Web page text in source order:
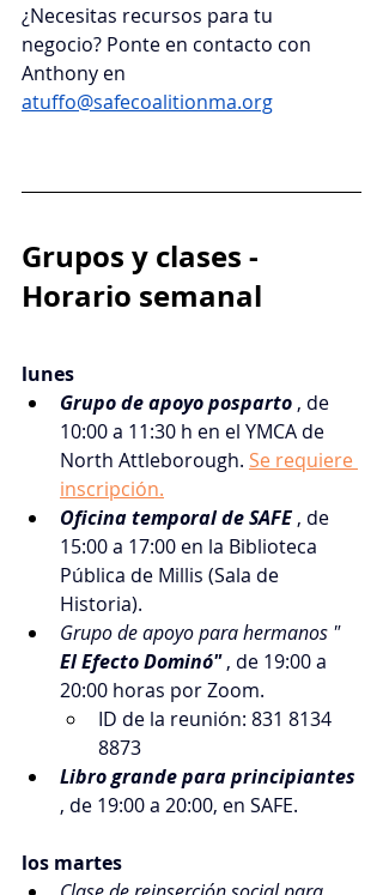
¿Necesitas recursos para tu
negocio? Ponte en contacto con
Anthony en
atuffo@safecoalitionma.org
Grupos y clases -
Horario semanal
lunes
Grupo de apoyo posparto , de
10:00 a 11:30 h en el YMCA de
North Attleborough. Se requiere
inscripción.
Oficina temporal de SAFE , de
15:00 a 17:00 en la Biblioteca
Pública de Millis (Sala de
Historia).
Grupo de apoyo para hermanos "
El Efecto Dominó" , de 19:00 a
20:00 horas por Zoom.
ID de la reunión: 831 8134
8873
Libro grande para principiantes
, de 19:00 a 20:00, en SAFE.
los martes